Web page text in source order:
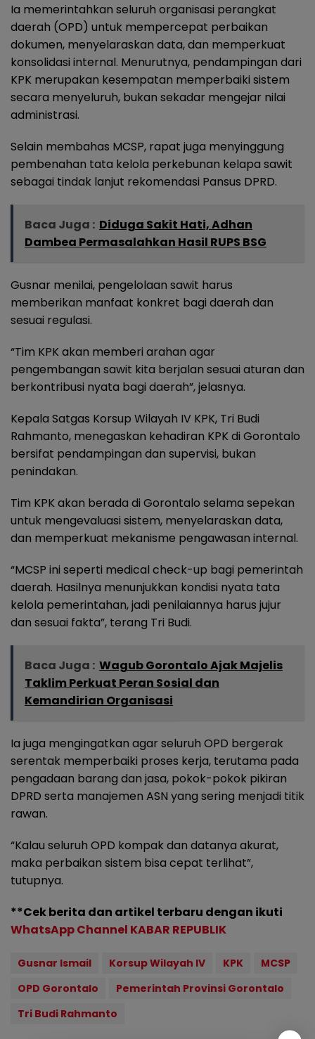
Ia memerintahkan seluruh organisasi perangkat
daerah (OPD) untuk mempercepat perbaikan
dokumen, menyelaraskan data, dan memperkuat
konsolidasi internal. Menurutnya, pendampingan dari
KPK merupakan kesempatan memperbaiki sistem
secara menyeluruh, bukan sekadar mengejar nilai
administrasi.
Selain membahas MCSP, rapat juga menyinggung
pembenahan tata kelola perkebunan kelapa sawit
sebagai tindak lanjut rekomendasi Pansus DPRD.
Baca Juga : Diduga Sakit Hati, Adhan
Dambea Permasalahkan Hasil RUPS BSG
Gusnar menilai, pengelolaan sawit harus
memberikan manfaat konkret bagi daerah dan
sesuai regulasi.
“Tim KPK akan memberi arahan agar
pengembangan sawit kita berjalan sesuai aturan dan
berkontribusi nyata bagi daerah”, jelasnya.
Kepala Satgas Korsup Wilayah IV KPK, Tri Budi
Rahmanto, menegaskan kehadiran KPK di Gorontalo
bersifat pendampingan dan supervisi, bukan
penindakan.
Tim KPK akan berada di Gorontalo selama sepekan
untuk mengevaluasi sistem, menyelaraskan data,
dan memperkuat mekanisme pengawasan internal.
“MCSP ini seperti medical check-up bagi pemerintah
daerah. Hasilnya menunjukkan kondisi nyata tata
kelola pemerintahan, jadi penilaiannya harus jujur
dan sesuai fakta”, terang Tri Budi.
Baca Juga : Wagub Gorontalo Ajak Majelis
Taklim Perkuat Peran Sosial dan
Kemandirian Organisasi
Ia juga mengingatkan agar seluruh OPD bergerak
serentak memperbaiki proses kerja, terutama pada
pengadaan barang dan jasa, pokok-pokok pikiran
DPRD serta manajemen ASN yang sering menjadi titik
rawan.
“Kalau seluruh OPD kompak dan datanya akurat,
maka perbaikan sistem bisa cepat terlihat”,
tutupnya.
**Cek berita dan artikel terbaru dengan ikuti
WhatsApp Channel KABAR REPUBLIK
Gusnar Ismail Korsup Wilayah IV KPK
MCSP
OPD Gorontalo
Pemerintah Provinsi Gorontalo
Tri Budi Rahmanto